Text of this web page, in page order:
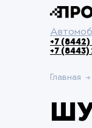
+7
+7
Главная